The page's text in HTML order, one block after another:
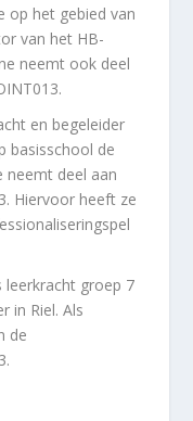
op het gebied van
van het HB-
neemt ook deel
en begeleider
basisschool de
neemt deel aan
Hiervoor heeft ze
leerkracht groep 7
in Riel. Als
de